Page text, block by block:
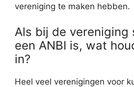
vereniging te maken hebben.
Als bij de vereniging
een ANBI is, wat
in?
Heel veel verenigingen voor